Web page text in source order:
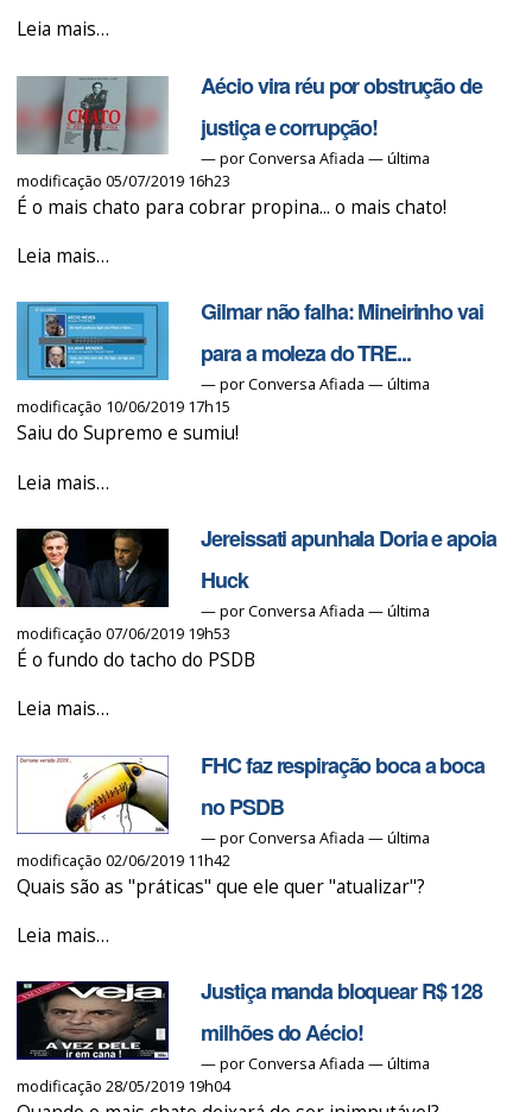
Bruno
pede
cabeça
do
Mineirinho
-
Leia mais…
Aécio vira réu por obstrução de
justiça e corrupção!
—porConversa Afiada — última
modificação 05/07/2019 16h23
É o mais chato para cobrar propina... o mais chato!
Aécio
réu
por
obstrução
de
justiça
e
-
Leia mais…
Gilmar não falha: Mineirinho vai
para a moleza do TRE...
—porConversa Afiada — última
modificação 10/06/2019 17h15
Saiu do Supremo e sumiu!
Gilmar
falha:
Mineirinho
vai
para
a
moleza
TRE...
Leia mais…
Jereissati apunhala Doria e apoia
Huck
—porConversa Afiada — última
modificação 07/06/2019 19h53
É o fundo do tacho do PSDB
Jereissati
Doria
apoia
Huck
-
Leia mais…
FHC faz respiração boca a boca
no PSDB
—porConversa Afiada — última
modificação 02/06/2019 11h42
Quais são as "práticas" que ele quer "atualizar"?
FHC
respiração
boca
a
boca
Leia mais…
Justiça manda bloquear R$ 128
milhões do Aécio!
—porConversa Afiada — última
modificação 28/05/2019 19h04